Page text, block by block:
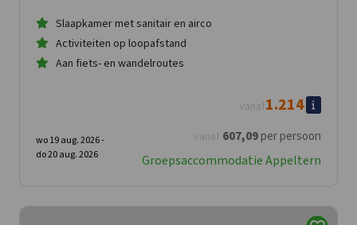
Slaapkamer met sanitair en airco
Activiteiten op loopafstand
Aan fiets- en wandelroutes
vanaf 607,09per persoon
vanaf1.214
wo 19 aug. 2026 -
do 20 aug. 2026
Groepsaccommodatie Appeltern